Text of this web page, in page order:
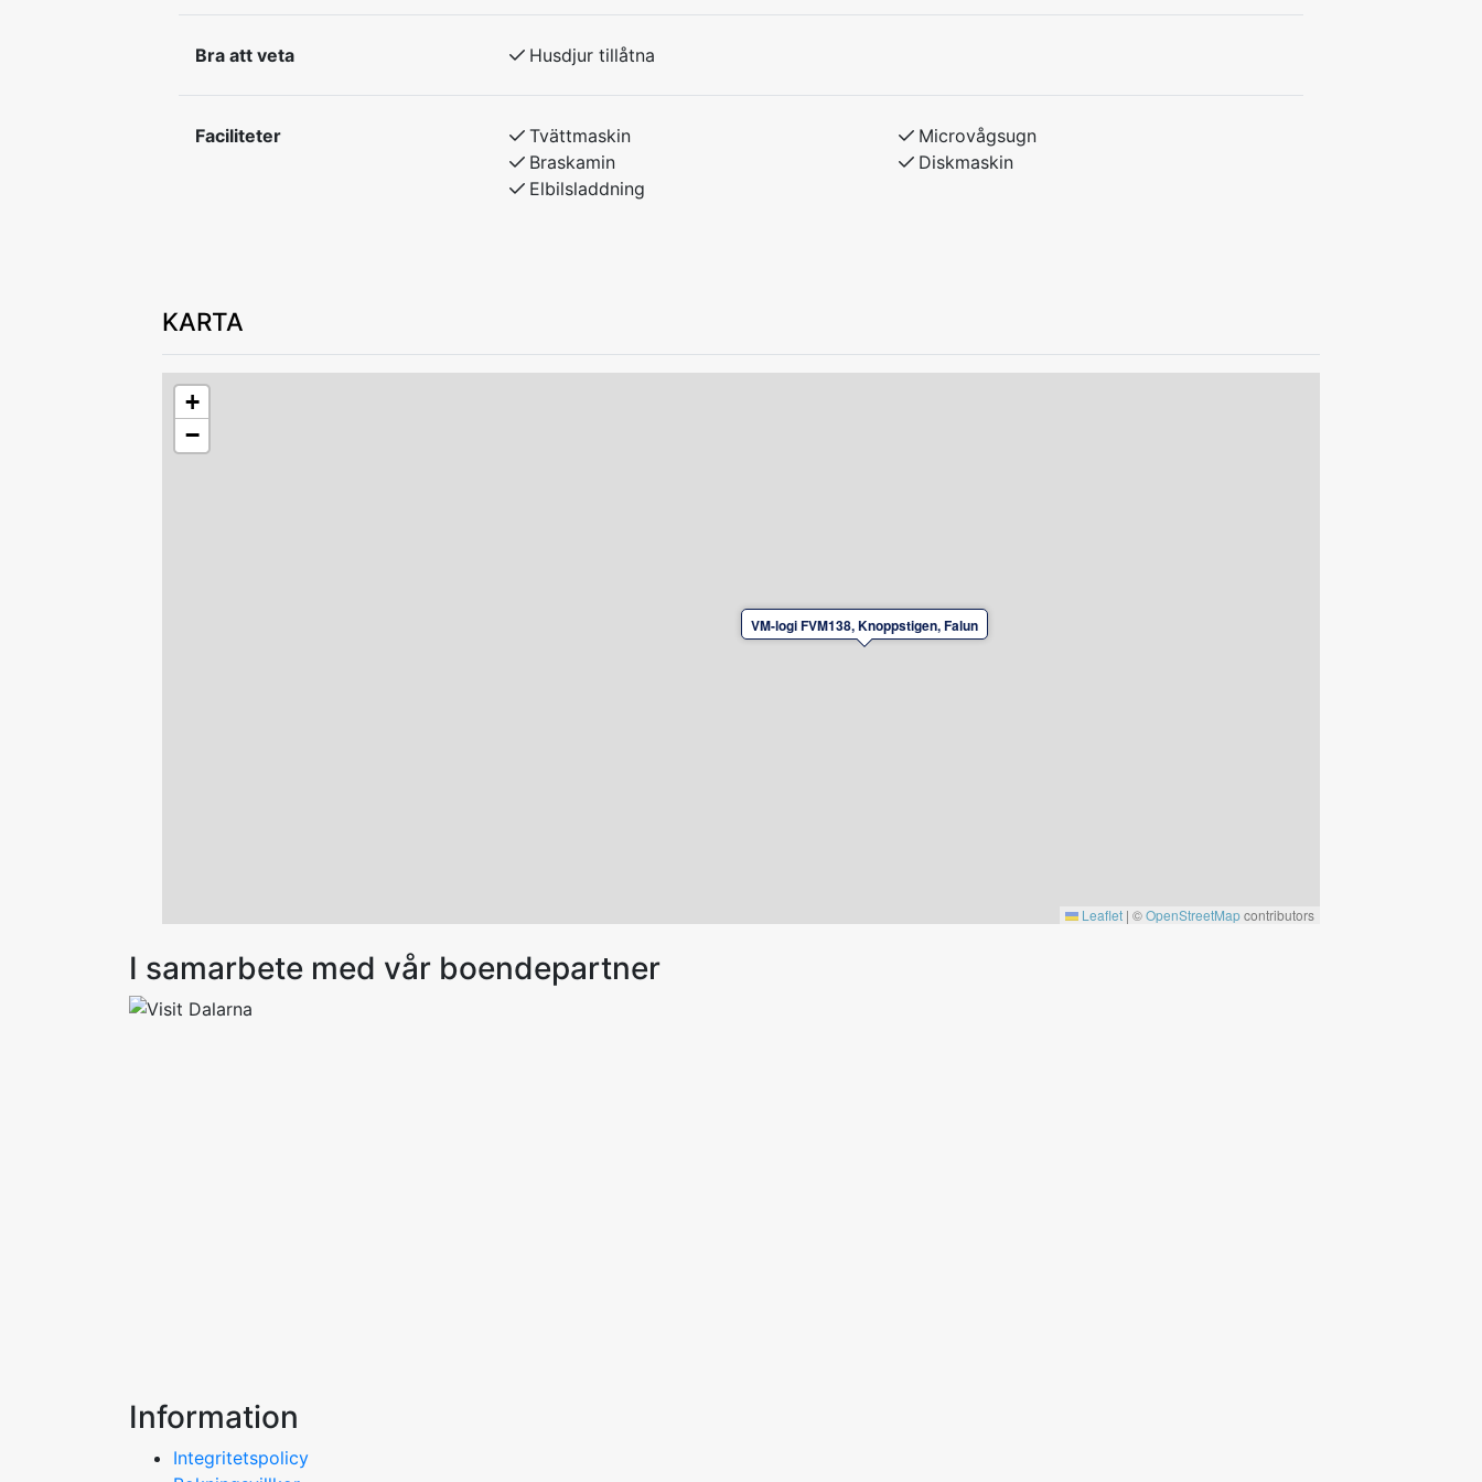
In- och utcheckning efter överenskommelse med hyresvärden.
Bra att veta Husdjur tillåtna
Faciliteter Tvättmaskin
Microvågsugn
Braskamin
Diskmaskin
Elbilsladdning
KARTA
VM-logi FVM138, Knoppstigen, Falun
+
−
Leaflet | ©OpenStreetMapcontributors
I samarbete med vår boendepartner
Information
Integritetspolicy